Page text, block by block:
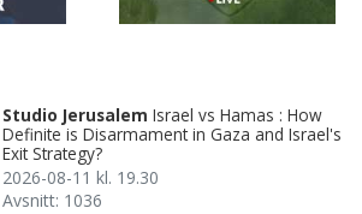
Studio Jerusalem Israel vs Hamas : How
Definite is Disarmament in Gaza and Israel's
Exit Strategy?
2026-08-11 kl. 19.30
Avsnitt: 1036